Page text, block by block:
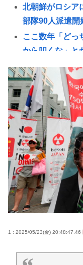
北朝鮮がロシア
部隊90人派遣開
ここ数年「どっ
から叩くな」と
から来たの？(´
【動画】手術中
ナイナイ岡村
れたら済む話や
やで」説教受け
医療脱毛・脱毛
ンいるか？？
自民党「日本人
コロス…」←こ
【戦後最長】
ていた‥‥
ジャンポケ斉藤
(ヽ´ん`)「手術
1 : 2025/05/23(金) 20:48:47.46